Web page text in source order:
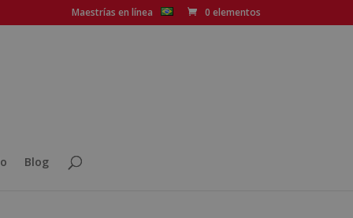
Maestrías en línea 0 elementos
Blog